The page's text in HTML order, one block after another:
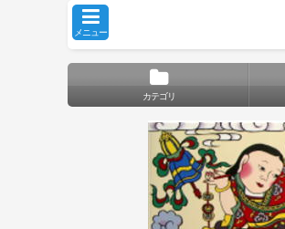
メニュー
カテゴリ